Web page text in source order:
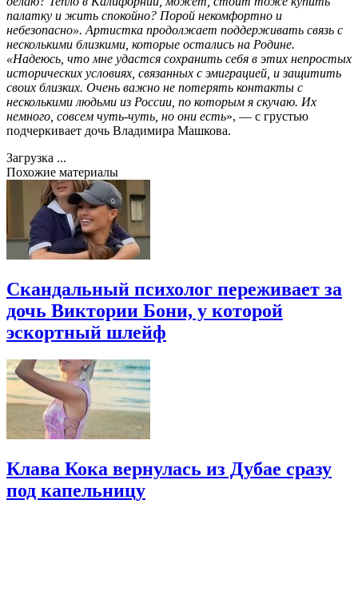
палатку и жить спокойно? Порой некомфортно и
небезопасно». Артистка продолжает поддерживать связь с
несколькими близкими, которые остались на Родине.
«Надеюсь, что мне удастся сохранить себя в этих непростых
исторических условиях, связанных с эмиграцией, и защитить
своих близких. Очень важно не потерять контакты с
несколькими людьми из России, по которым я скучаю. Их
немного, совсем чуть-чуть, но они есть», — с грустью
подчеркивает дочь Владимира Машкова.
Загрузка ...
Похожие материалы
Скандальный психолог переживает за
дочь Виктории Бони, у которой
эскортный шлейф
Клава Кока вернулась из Дубае сразу
под капельницу